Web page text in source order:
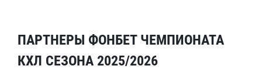
ПАРТНЕРЫ ФОНБЕТ ЧЕМПИОНАТА
КХЛ СЕЗОНА 2025/2026